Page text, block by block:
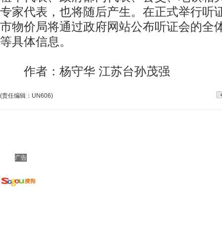
专家代表，也将随后产生。在正式举行听
市物价局将通过政府网站公布听证会的全
等具体信息。
作者：杨守华 江苏台孙茂强
(责任编辑：UN606)
广告